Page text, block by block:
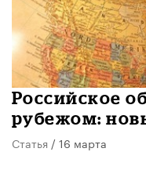
Российское
рубежом:
Статья / 16 марта